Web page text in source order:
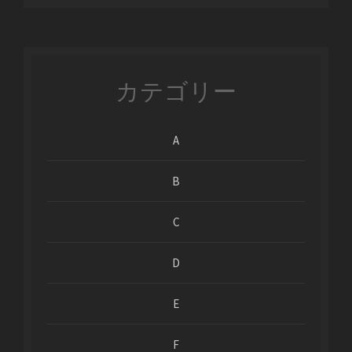
カテゴリー
A
B
C
D
E
F